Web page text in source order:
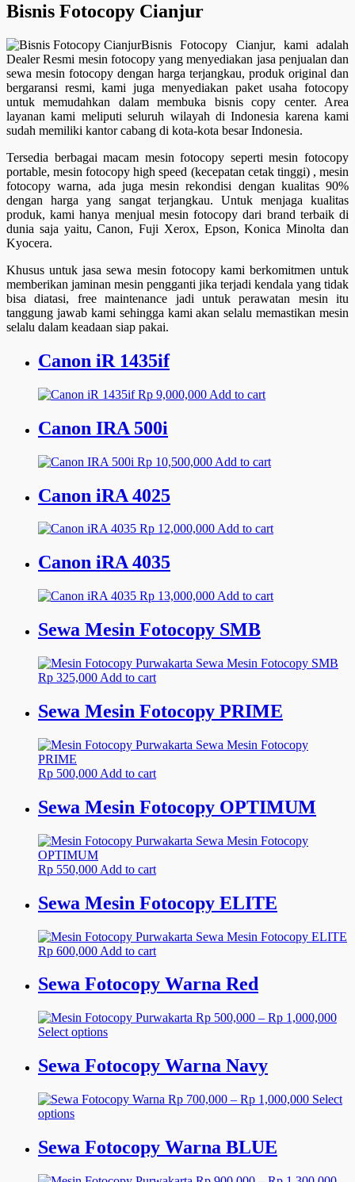
Bisnis Fotocopy Cianjur
Bisnis Fotocopy Cianjur, kami adalah
Dealer Resmi mesin fotocopy yang menyediakan jasa penjualan dan
sewa mesin fotocopy dengan harga terjangkau, produk original dan
bergaransi resmi, kami juga menyediakan paket usaha fotocopy
untuk memudahkan dalam membuka bisnis copy center. Area
layanan kami meliputi seluruh wilayah di Indonesia karena kami
sudah memiliki kantor cabang di kota-kota besar Indonesia.
Tersedia berbagai macam mesin fotocopy seperti mesin fotocopy
portable, mesin fotocopy high speed (kecepatan cetak tinggi) , mesin
fotocopy warna, ada juga mesin rekondisi dengan kualitas 90%
dengan harga yang sangat terjangkau. Untuk menjaga kualitas
produk, kami hanya menjual mesin fotocopy dari brand terbaik di
dunia saja yaitu, Canon, Fuji Xerox, Epson, Konica Minolta dan
Kyocera.
Khusus untuk jasa sewa mesin fotocopy kami berkomitmen untuk
memberikan jaminan mesin pengganti jika terjadi kendala yang tidak
bisa diatasi, free maintenance jadi untuk perawatan mesin itu
tanggung jawab kami sehingga kami akan selalu memastikan mesin
selalu dalam keadaan siap pakai.
Canon iR 1435if
Rp 9,000,000 Add to cart
Canon IRA 500i
Rp 10,500,000 Add to cart
Canon iRA 4025
Rp 12,000,000Add to cart
Canon iRA 4035
Rp 13,000,000 Add to cart
Sewa Mesin Fotocopy SMB
Rp 325,000 Add to cart
Sewa Mesin Fotocopy PRIME
Rp 500,000 Add to cart
Sewa Mesin Fotocopy OPTIMUM
Rp 550,000 Add to cart
Sewa Mesin Fotocopy ELITE
Rp 600,000 Add to cart
Sewa Fotocopy Warna Red
Rp 500,000 – Rp 1,000,000
Select optionsThis
has
multiple
The
be
chosen
Sewa Fotocopy Warna Navy
Rp 700,000 – Rp 1,000,000Price
Select
optionsThis
has
multiple
Sewa Fotocopy Warna BLUE